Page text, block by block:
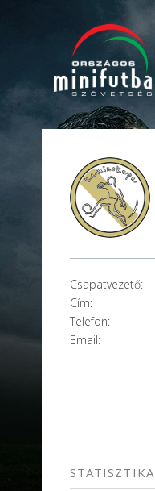
Csapatvezető:
Cím:
Telefon:
Email:
STATISZTIKA